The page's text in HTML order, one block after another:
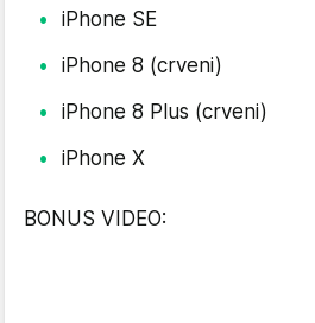
iPhone SE
iPhone 8 (crveni)
iPhone 8 Plus (crveni)
iPhone X
BONUS VIDEO: